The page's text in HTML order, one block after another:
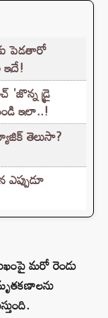
పెడతారో
ఇదే!
'జొన్న డ్రై
ఇలా..!
తెలుసా?
మరో రెండు